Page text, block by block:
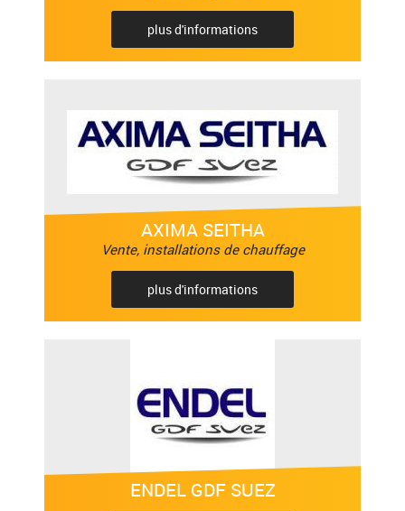
plus d'informations
AXIMA SEITHA
Vente, installations de chauffage
plus d'informations
ENDEL GDF SUEZ